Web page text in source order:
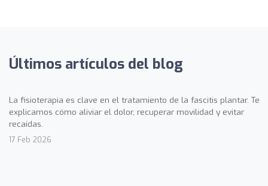
Últimos artículos del blog
La fisioterapia es clave en el tratamiento de la fascitis plantar. Te
explicamos cómo aliviar el dolor, recuperar movilidad y evitar
recaídas.
17 Feb 2026